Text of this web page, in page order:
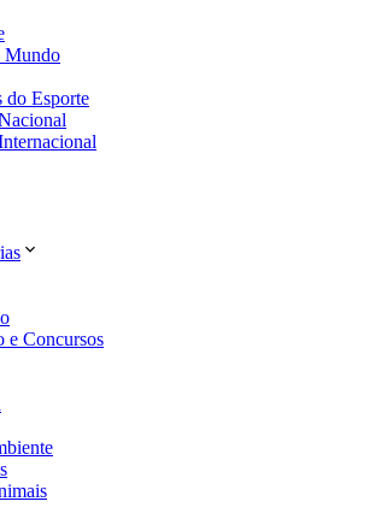
Mundo
do Esporte
e Concursos